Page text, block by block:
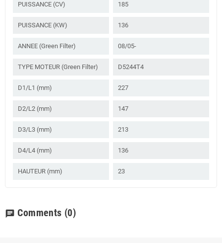
PUISSANCE (CV) 185
PUISSANCE (KW) 136
ANNEE (Green Filter) 08/05-
TYPE MOTEUR (Green Filter) D5244T4
D1/L1 (mm) 227
D2/L2 (mm) 147
D3/L3 (mm) 213
D4/L4 (mm) 136
HAUTEUR (mm) 23
chat Comments (0)